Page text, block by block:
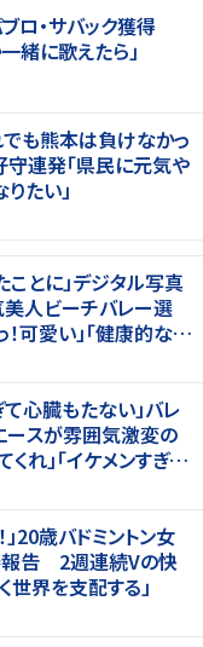
ロ・サバック獲得
緒に歌えたら」
でも熊本は負けなかっ
連発「県民に元気や
たい」
ことに」デジタル写真
人ビーチバレー選
可愛い」「健康的なキ
て心臓もたない」バレ
ースが雰囲気激変の
れ」「イケメンすぎる
20歳バドミントン女
報告 2週連続Vの快
世界を支配する」